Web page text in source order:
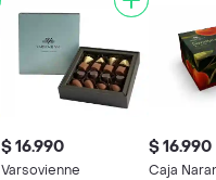
$ 16.990
Varsovienne
$ 16.990
Caja